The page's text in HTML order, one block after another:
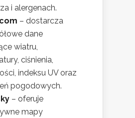
i alergenach.
– dostarcza
dane
wiatru,
ciśnienia,
indeksu UV oraz
pogodowych.
– oferuje
mapy